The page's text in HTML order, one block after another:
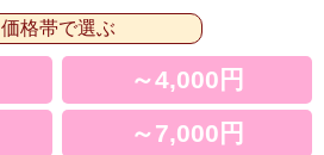
価格帯で選ぶ
～4,000円
～7,000円